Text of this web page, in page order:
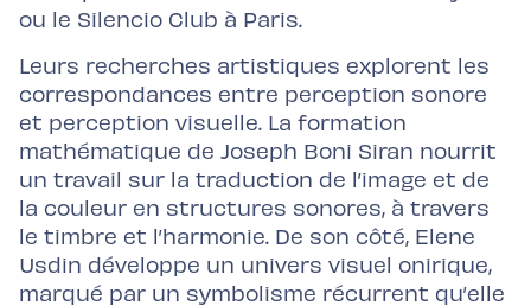
ou le Silencio Club à Paris.
Leurs recherches artistiques explorent les
correspondances entre perception sonore
et perception visuelle. La formation
mathématique de Joseph Boni Siran nourrit
un travail sur la traduction de l’image et de
la couleur en structures sonores, à travers
le timbre et l’harmonie. De son côté, Elene
Usdin développe un univers visuel onirique,
marqué par un symbolisme récurrent qu’elle